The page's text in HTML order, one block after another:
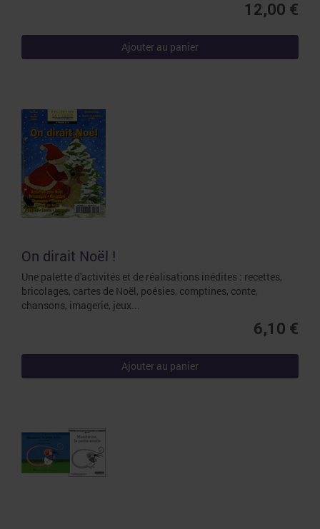
12,00 €
Ajouter au panier
On dirait Noël !
Une palette d'activités et de réalisations inédites : recettes,
bricolages, cartes de Noël, poésies, comptines, conte,
chansons, imagerie, jeux...
6,10 €
Ajouter au panier